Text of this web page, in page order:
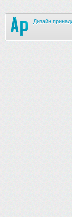
Дизайн